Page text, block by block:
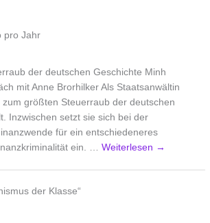
pro Jahr
der deutschen Geschichte Minh
mit Anne Brorhilker Als Staatsanwältin
zum größten Steuerraub der deutschen
Inzwischen setzt sie sich bei der
für ein entschiedeneres
ein. …Weiterlesen →
der Klasse“